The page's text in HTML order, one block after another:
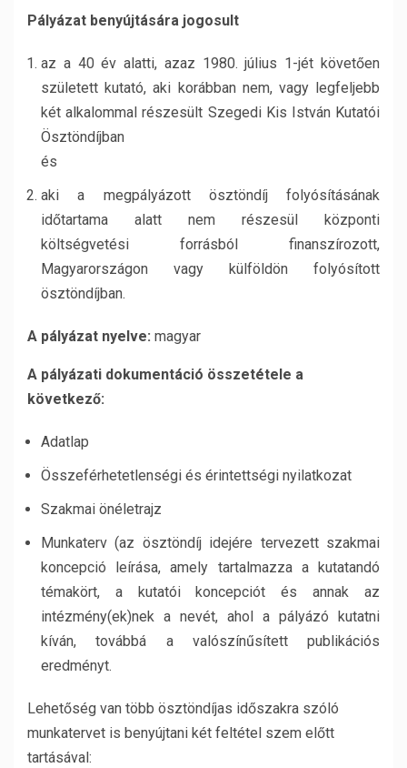
Pályázat benyújtására jogosult
az a 40 év alatti, azaz 1980. július 1-jét követően
született kutató, aki korábban nem, vagy legfeljebb
két alkalommal részesült Szegedi Kis István Kutatói
Ösztöndíjban
és
aki a megpályázott ösztöndíj folyósításának
időtartama alatt nem részesül központi
költségvetési forrásból finanszírozott,
Magyarországon vagy külföldön folyósított
ösztöndíjban.
A pályázat nyelve: magyar
A pályázati dokumentáció összetétele a
következő:
Adatlap
Összeférhetetlenségi és érintettségi nyilatkozat
Szakmai önéletrajz
Munkaterv (az ösztöndíj idejére tervezett szakmai
koncepció leírása, amely tartalmazza a kutatandó
témakört, a kutatói koncepciót és annak az
intézmény(ek)nek a nevét, ahol a pályázó kutatni
kíván, továbbá a valószínűsített publikációs
eredményt.
Lehetőség van több ösztöndíjas időszakra szóló
munkatervet is benyújtani két feltétel szem előtt
tartásával: